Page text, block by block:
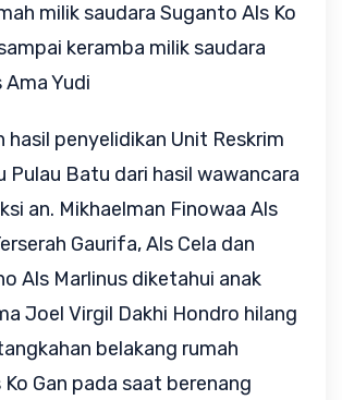
milik saudara Suganto Als Ko
keramba milik saudara
Ama Yudi
hasil penyelidikan Unit Reskrim
Pulau Batu dari hasil wawancara
an. Mikhaelman Finowaa Als
Gaurifa, Als Cela dan
Als Marlinus diketahui anak
Joel Virgil Dakhi Hondro hilang
belakang rumah
Gan pada saat berenang